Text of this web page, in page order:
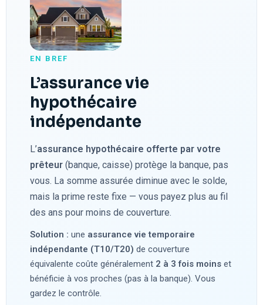
EN BREF
L’assurance vie
hypothécaire
indépendante
L’assurance hypothécaire offerte par votre
prêteur(banque, caisse) protège la banque, pas
vous. La somme assurée diminue avec le solde,
mais la prime reste fixe — vous payez plus au fil
des ans pour moins de couverture.
Solution : une assurance vie temporaire
indépendante (T10/T20) de couverture
équivalente coûte généralement 2 à 3 fois moinset
bénéficie à vos proches (pas à la banque). Vous
gardez le contrôle.